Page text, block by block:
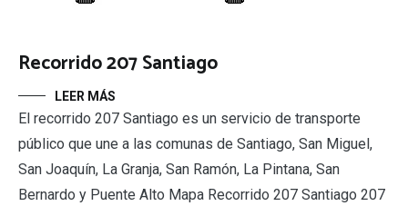
Recorrido 207 Santiago
LEER MÁS
El recorrido 207 Santiago es un servicio de transporte
público que une a las comunas de Santiago, San Miguel,
San Joaquín, La Granja, San Ramón, La Pintana, San
Bernardo y Puente Alto Mapa Recorrido 207 Santiago 207